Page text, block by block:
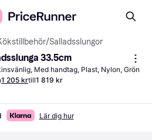
/Salladsslungor
33.5cm
Med handtag, Plast, Nylon, Grön
1 205 krtill1 819 kr
Lär dig hur